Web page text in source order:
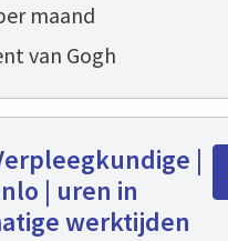
maand
van Gogh
|
| uren in
werktijden